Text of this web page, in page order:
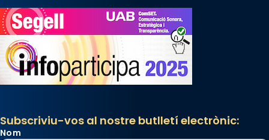
Subscriviu-vos al nostre butlletí electrònic:
Nom